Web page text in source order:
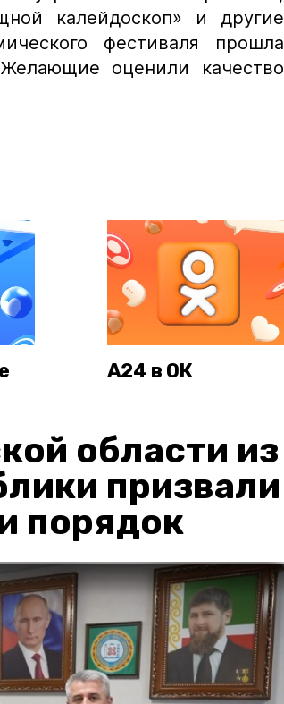
калейдоскоп» и другие
фестиваля прошла
оценили качество
А24 в ОК
области из
призвали
порядок